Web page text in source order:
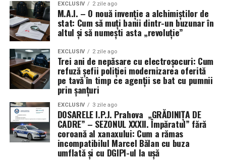
EXCLUSIV 2 zile ago
M.A.I. – O nouă invenție a alchimiștilor de
stat: Cum să muți banii dintr-un buzunar în
altul și să numești asta „revoluție”
EXCLUSIV 2 zile ago
Trei ani de nepăsare cu electroșocuri: Cum
refuză șefii poliției modernizarea oferită
pe tavă în timp ce agenții se bat cu pumnii
prin șanțuri
EXCLUSIV 3 zile ago
DOSARELE I.P.J. Prahova „GRĂDINIȚA DE
CADRE” – SEZONUL XXXII. Împăratul” fără
coroană al xanaxului: Cum a rămas
incompatibilul Marcel Bălan cu buza
umflată și cu DGIPI-ul la ușă